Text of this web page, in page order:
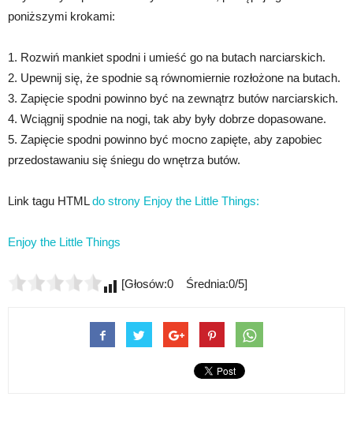
poniższymi krokami:
1. Rozwiń mankiet spodni i umieść go na butach narciarskich.
2. Upewnij się, że spodnie są równomiernie rozłożone na butach.
3. Zapięcie spodni powinno być na zewnątrz butów narciarskich.
4. Wciągnij spodnie na nogi, tak aby były dobrze dopasowane.
5. Zapięcie spodni powinno być mocno zapięte, aby zapobiec
przedostawaniu się śniegu do wnętrza butów.
Link tagu HTMLdo strony Enjoy the Little Things:
Enjoy the Little Things
[Głosów:0 Średnia:0/5]